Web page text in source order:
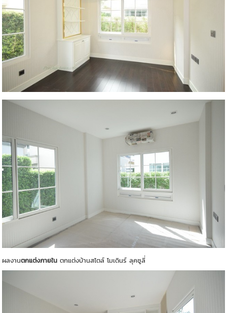
ผลงานตกแต่งภายใน ตกแต่งบ้านสไตล์ โมเดินร์ ลุคซูลี่